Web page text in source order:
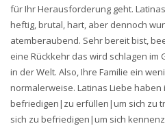
für Ihr Herausforderung geht.
heftig, brutal, hart, aber dennoch
atemberaubend. Sehr bereit bist,
eine Rückkehr das wird schlagen
in der Welt. Also, Ihre Familie ein
normalerweise. Latinas Liebe
befriedigen|zu erfüllen|um sich zu
sich zu befriedigen|um sich